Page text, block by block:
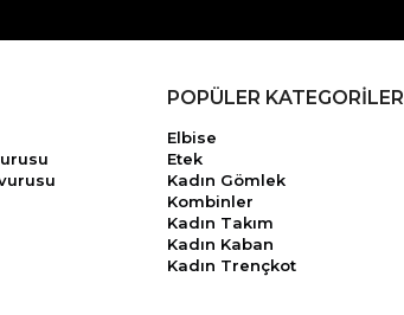
POPÜLER KATEGORİLER
Elbise
Etek
Kadın Gömlek
Kombinler
Kadın Takım
Kadın Kaban
Kadın Trençkot